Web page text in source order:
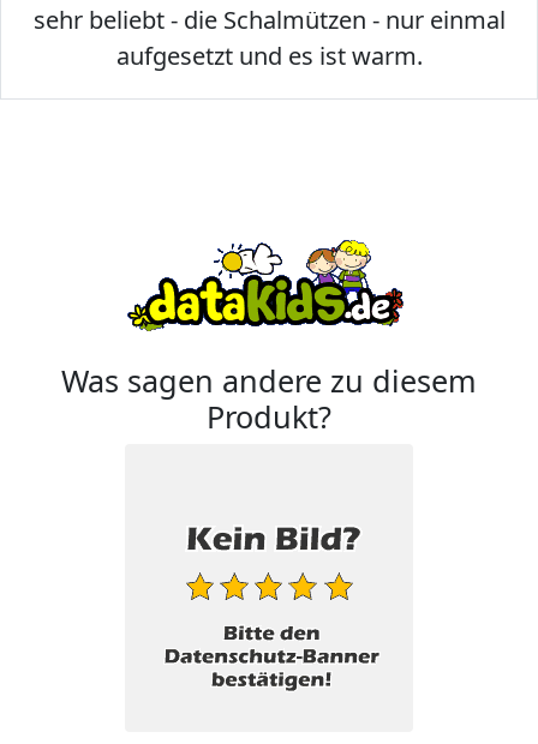
sehr beliebt - die Schalmützen - nur einmal
aufgesetzt und es ist warm.
Was sagen andere zu diesem
Produkt?